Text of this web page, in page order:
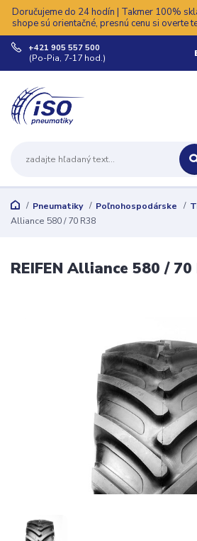
Doručujeme do 24 hodín | Takmer 100%
shope sú orientačné, presnú cenu si overte
+421 905 557 500
(Po-Pia, 7-17 hod.)
Pneumatiky Poľnohospodárske
Alliance 580 / 70 R38
REIFEN Alliance 580 / 70